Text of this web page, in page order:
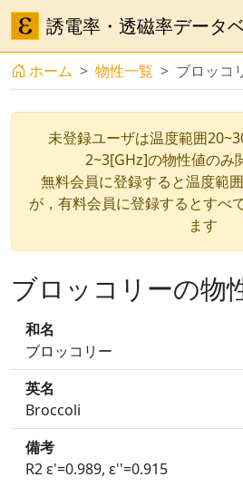
誘電率・透磁率データ
ホーム 物性一覧 ブロッコ
未登録ユーザは温度範囲
2~3[GHz]の物性値のみ
無料会員に登録すると温度範
が，有料会員に登録するとすべ
ます
ブロッコリーの物
和名
ブロッコリー
英名
Broccoli
備考
R2 ε'=0.989, ε''=0.915